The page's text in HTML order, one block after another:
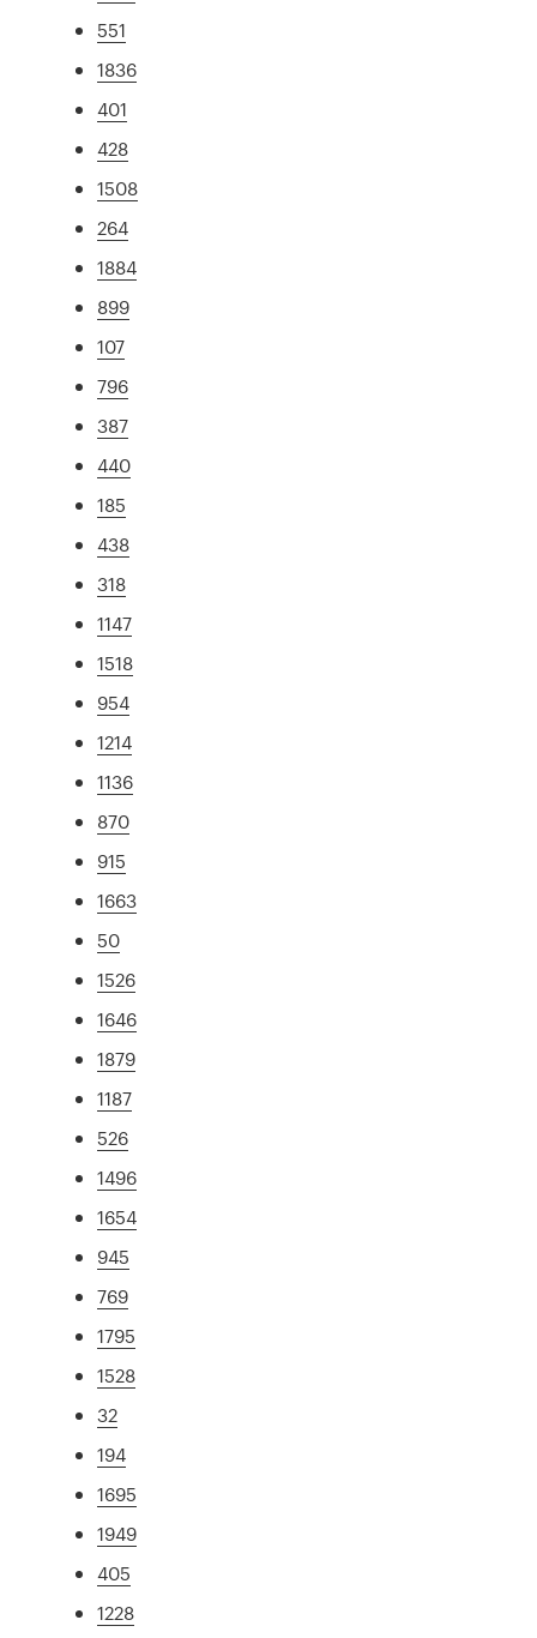
551
1836
401
428
1508
264
1884
899
107
796
387
440
185
438
318
1147
1518
954
1214
1136
870
915
1663
50
1526
1646
1879
1187
526
1496
1654
945
769
1795
1528
32
194
1695
1949
405
1228